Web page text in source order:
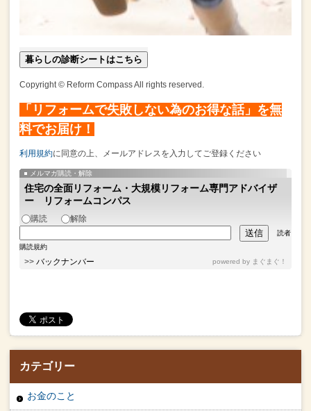
暮らしの診断シートはこちら
Copyright © Reform Compass All rights reserved.
「リフォームで失敗しない為のお得な話」を無
料でお届け！
利用規約に同意の上、メールアドレスを入力してご登録ください
メルマガ購読・解除
住宅の全面リフォーム・大規模リフォーム専門アドバイザ
ー リフォームコンパス
購読 解除
読者
購読規約
>> バックナンバー powered by まぐまぐ！
カテゴリー
お金のこと